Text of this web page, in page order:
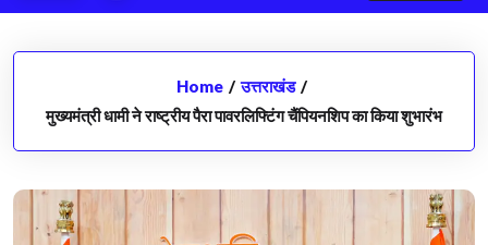
Home / उत्तराखंड /
मुख्यमंत्री धामी ने राष्ट्रीय पैरा पावरलिफ्टिंग चैंपियनशिप का किया शुभारंभ